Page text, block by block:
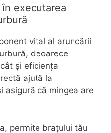
executarea
vital al aruncării
deoarece
și eficiența
ajută la
asigură că mingea are
permite brațului tău